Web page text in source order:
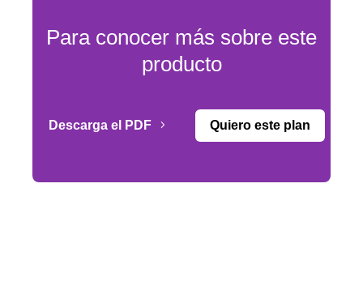
Para conocer más sobre este
producto
Descarga el PDF Quiero este plan